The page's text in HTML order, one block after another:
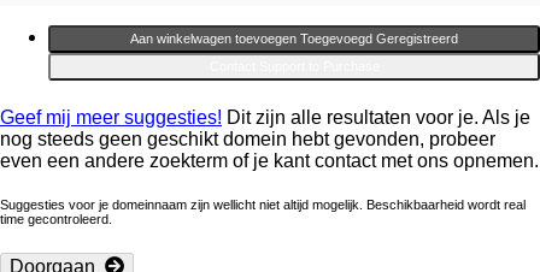
Aan winkelwagen toevoegen Toegevoegd Geregistreerd
Geef mij meer suggesties! Dit zijn alle resultaten voor je. Als je
nog steeds geen geschikt domein hebt gevonden, probeer
even een andere zoekterm of je kant contact met ons opnemen.
Suggesties voor je domeinnaam zijn wellicht niet altijd mogelijk. Beschikbaarheid wordt real
time gecontroleerd.